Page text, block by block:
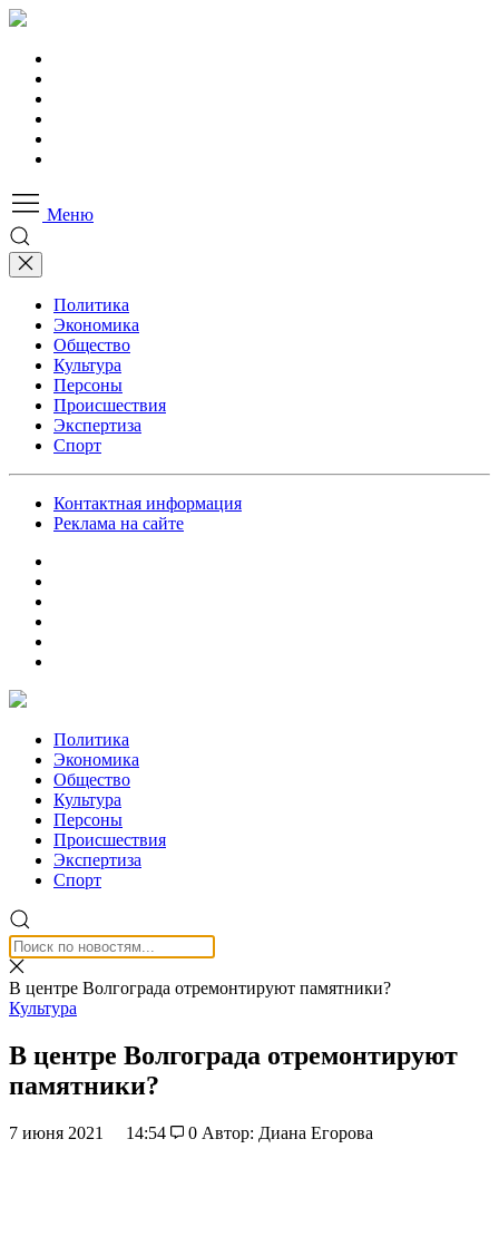
Меню
Политика
Экономика
Общество
Культура
Персоны
Происшествия
Экспертиза
Спорт
Контактная информация
Реклама на сайте
Политика
Экономика
Общество
Культура
Персоны
Происшествия
Экспертиза
Спорт
В центре Волгограда отремонтируют памятники?
Культура
В центре Волгограда отремонтируют
памятники?
7 июня 2021 14:54 0 Автор: Диана Егорова